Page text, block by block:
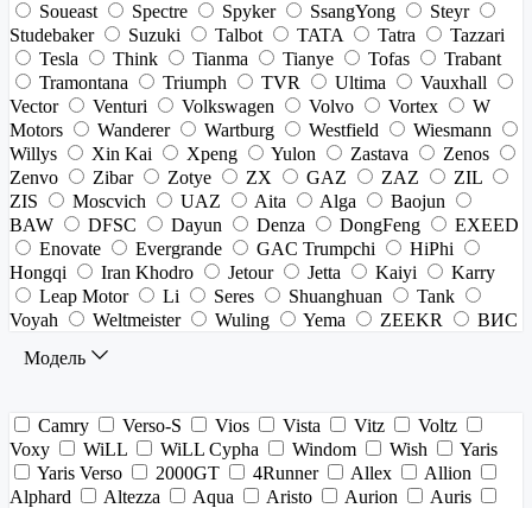
Soueast
Spectre Spyker SsangYong
Steyr
Studebaker
Suzuki Talbot TATA Tatra
Tazzari
Tesla
Think Tianma Tianye Tofas
Trabant
Tramontana
Triumph TVR Ultima
Vauxhall
Vector
Venturi Volkswagen Volvo Vortex
W
Motors
Wanderer Wartburg Westfield
Wiesmann
Willys
Xin Kai Xpeng Yulon Zastava
Zenos
Zenvo
Zibar Zotye ZX GAZ ZAZ
ZIL
ZIS
Moscvich UAZ Aita Alga
Baojun
BAW
DFSC Dayun Denza DongFeng
EXEED
Enovate
Evergrande GAC Trumpchi
HiPhi
Hongqi
Iran Khodro Jetour Jetta Kaiyi
Karry
Leap Motor
Li Seres Shuanghuan
Tank
Voyah
Weltmeister Wuling Yema ZEEKR
ВИС
Модель
Camry Verso-S Vios Vista Vitz
Voltz
Voxy
WiLL WiLL Cypha Windom Wish
Yaris
Yaris Verso
2000GT 4Runner Allex
Allion
Alphard
Altezza Aqua Aristo Aurion
Auris